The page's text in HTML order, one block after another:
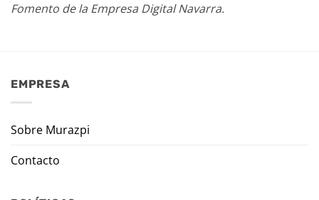
Fomento de la Empresa Digital Navarra.
EMPRESA
Sobre Murazpi
Contacto